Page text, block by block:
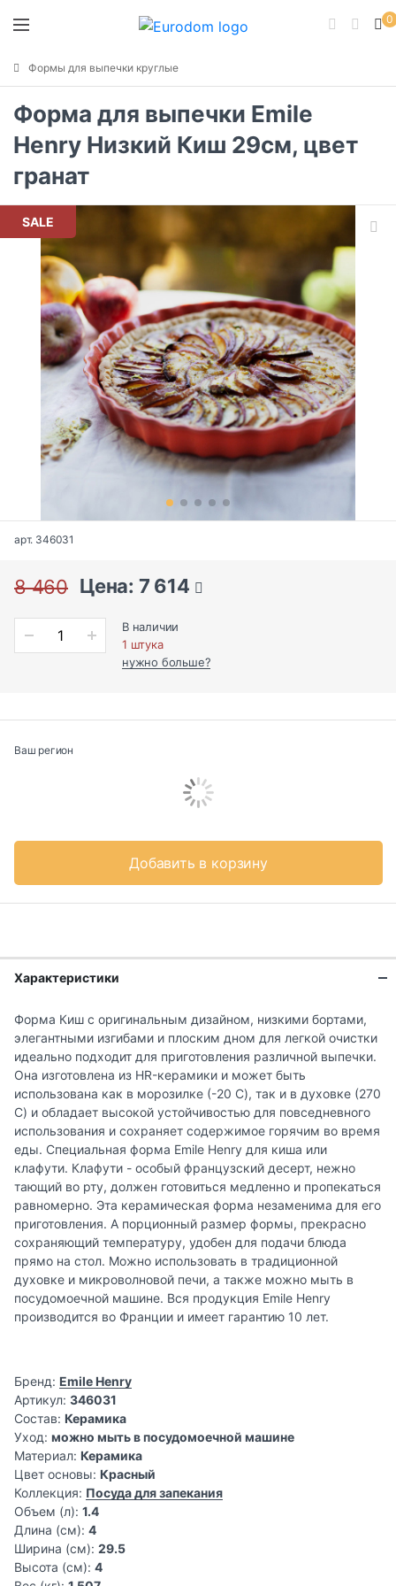
0
Формы для выпечки круглые
Форма для выпечки Emile
Henry Низкий Киш 29см, цвет
гранат
SALE
арт. 346031
8 460 Цена: 7 614
В наличии
1 штука
нужно больше?
Ваш регион
Добавить в корзину
Характеристики
Форма Киш с оригинальным дизайном, низкими бортами,
элегантными изгибами и плоским дном для легкой очистки
идеально подходит для приготовления различной выпечки.
Она изготовлена из HR-керамики и может быть
использована как в морозилке (-20 C), так и в духовке (270
C) и обладает высокой устойчивостью для повседневного
использования и сохраняет содержимое горячим во время
еды. Специальная форма Emile Henry для киша или
клафути. Клафути - особый французский десерт, нежно
тающий во рту, должен готовиться медленно и пропекаться
равномерно. Эта керамическая форма незаменима для его
приготовления. А порционный размер формы, прекрасно
сохраняющий температуру, удобен для подачи блюда
прямо на стол. Можно использовать в традиционной
духовке и микроволновой печи, а также можно мыть в
посудомоечной машине. Вся продукция Emile Henry
производится во Франции и имеет гарантию 10 лет.
Бренд: Emile Henry
Артикул: 346031
Состав: Керамика
Уход: можно мыть в посудомоечной машине
Материал: Керамика
Цвет основы: Красный
Коллекция: Посуда для запекания
Объем (л): 1.4
Длина (см): 4
Ширина (см): 29.5
Высота (см): 4